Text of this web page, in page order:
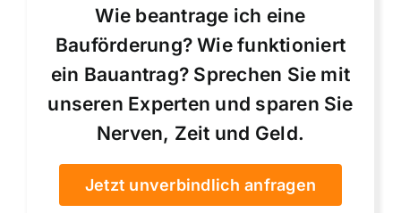
Wie beantrage ich eine
Bauförderung? Wie funktioniert
ein Bauantrag? Sprechen Sie mit
unseren Experten und sparen Sie
Nerven, Zeit und Geld.
Jetzt unverbindlich anfragen